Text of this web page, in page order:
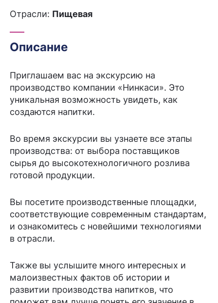
Отрасли: Пищевая
Описание
Приглашаем вас на экскурсию на
производство компании «Нинкаси». Это
уникальная возможность увидеть, как
создаются напитки.
Во время экскурсии вы узнаете все этапы
производства: от выбора поставщиков
сырья до высокотехнологичного розлива
готовой продукции.
Вы посетите производственные площадки,
соответствующие современным стандартам,
и ознакомитесь с новейшими технологиями
в отрасли.
Также вы услышите много интересных и
малоизвестных фактов об истории и
развитии производства напитков, что